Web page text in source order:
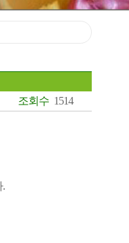
조회수 1514
.